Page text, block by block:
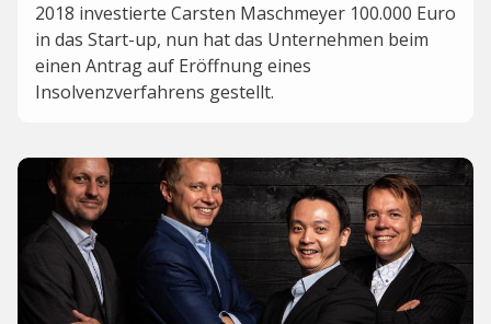
2018 investierte Carsten Maschmeyer 100.000 Euro
in das Start-up, nun hat das Unternehmen beim
einen Antrag auf Eröffnung eines
Insolvenzverfahrens gestellt.